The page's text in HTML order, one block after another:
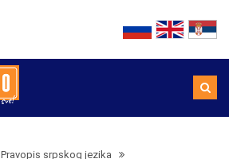
Pravopis srpskog jezika